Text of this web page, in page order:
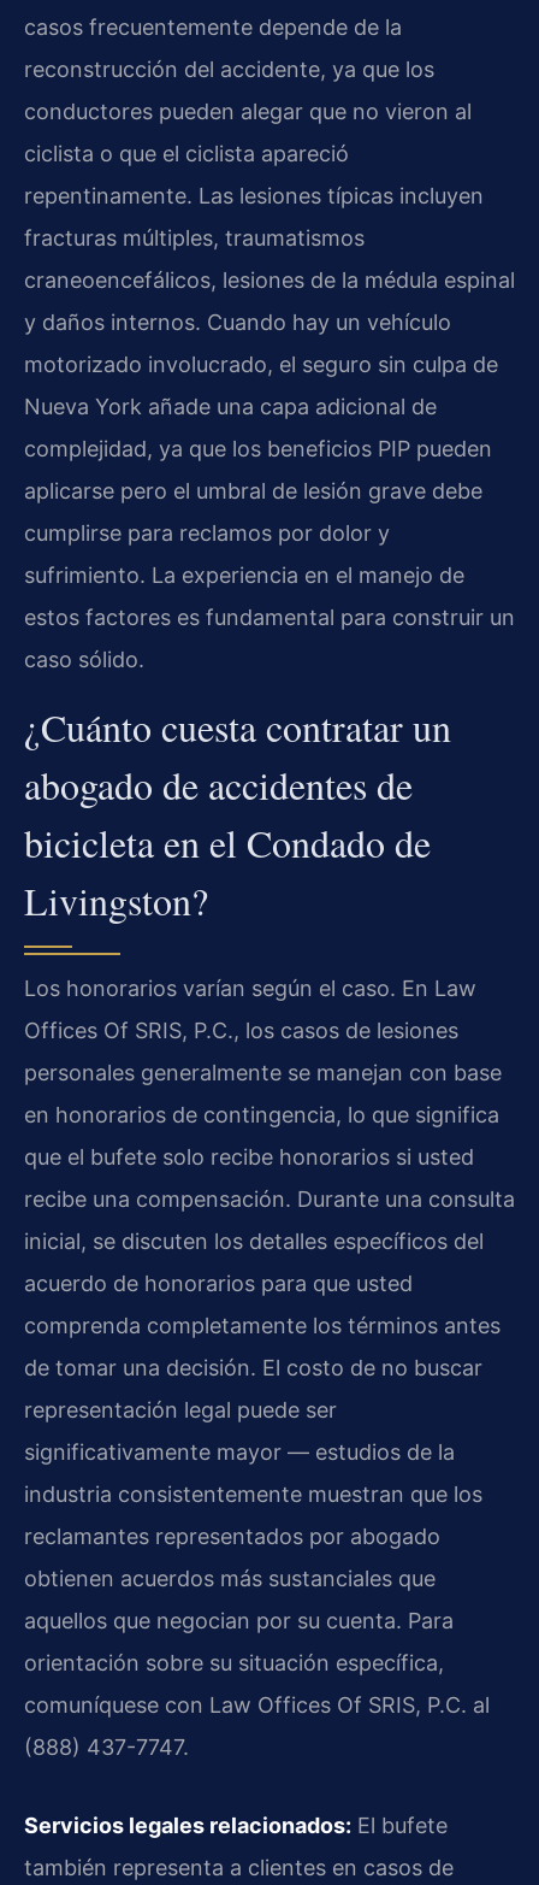
casos frecuentemente depende de la
reconstrucción del accidente, ya que los
conductores pueden alegar que no vieron al
ciclista o que el ciclista apareció
repentinamente. Las lesiones típicas incluyen
fracturas múltiples, traumatismos
craneoencefálicos, lesiones de la médula espinal
y daños internos. Cuando hay un vehículo
motorizado involucrado, el seguro sin culpa de
Nueva York añade una capa adicional de
complejidad, ya que los beneficios PIP pueden
aplicarse pero el umbral de lesión grave debe
cumplirse para reclamos por dolor y
sufrimiento. La experiencia en el manejo de
estos factores es fundamental para construir un
caso sólido.
¿Cuánto cuesta contratar un
abogado de accidentes de
bicicleta en el Condado de
Livingston?
Los honorarios varían según el caso. En Law
Offices Of SRIS, P.C., los casos de lesiones
personales generalmente se manejan con base
en honorarios de contingencia, lo que significa
que el bufete solo recibe honorarios si usted
recibe una compensación. Durante una consulta
inicial, se discuten los detalles específicos del
acuerdo de honorarios para que usted
comprenda completamente los términos antes
de tomar una decisión. El costo de no buscar
representación legal puede ser
significativamente mayor — estudios de la
industria consistentemente muestran que los
reclamantes representados por abogado
obtienen acuerdos más sustanciales que
aquellos que negocian por su cuenta. Para
orientación sobre su situación específica,
comuníquese con Law Offices Of SRIS, P.C. al
(888) 437-7747.
Servicios legales relacionados: El bufete
también representa a clientes en casos de